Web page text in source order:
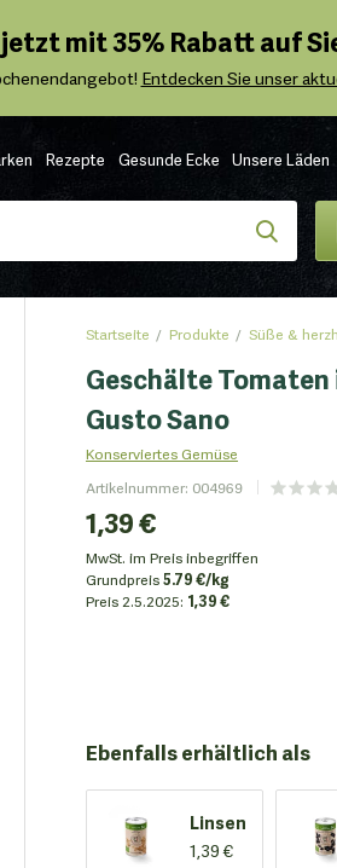
mit 35% Rabatt auf
Entdecken Sie unser
Rezepte Gesunde Ecke Unsere Läden
Startseite Produkte Süße &
Geschälte Tomaten
Gusto Sano
Konserviertes Gemüse
Artikelnummer: 004969
1,39 €
MwSt. im Preis inbegriffen
Grundpreis5.79 €/kg
Preis 2.5.2025: 1,39 €
Ebenfalls erhältlich als
Linsen
1,39 €